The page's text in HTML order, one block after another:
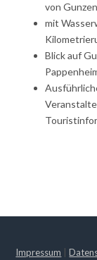
von
mit
Blick auf
Impressum |